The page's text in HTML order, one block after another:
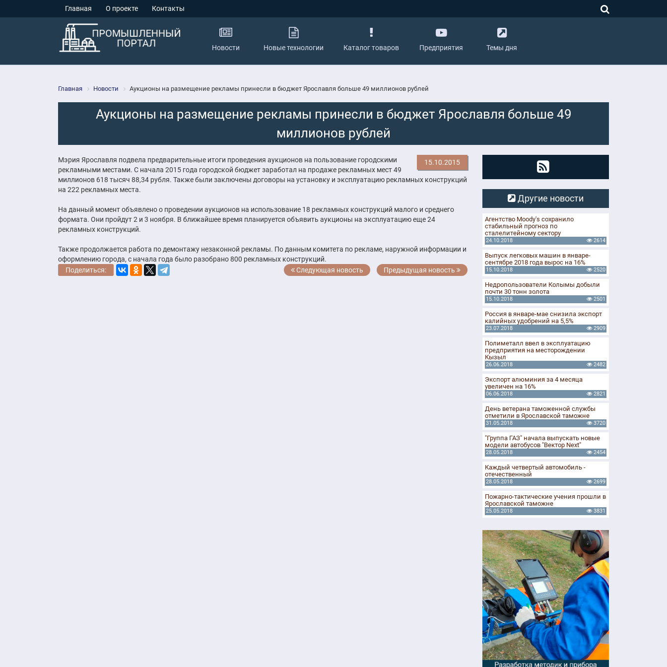
Главная О проекте Контакты
Новости Новые технологии Каталог товаров Предприятия Темы дня
Главная Новости Аукционы на размещение рекламы принесли в бюджет Ярославля больше 49 миллионов рублей
Аукционы на размещение рекламы принесли в бюджет Ярославля больше 49
миллионов рублей
15.10.2015
Мэрия Ярославля подвела предварительные итоги проведения аукционов на пользование городскими
рекламными местами. С начала 2015 года городской бюджет заработал на продаже рекламных мест 49
миллионов 618 тысяч 88,34 рубля. Также были заключены договоры на установку и эксплуатацию рекламных конструкций
на 222 рекламных места.
На данный момент объявлено о проведении аукционов на использование 18 рекламных конструкций малого и среднего
формата. Они пройдут 2 и 3 ноября. В ближайшее время планируется объявить аукционы на эксплуатацию еще 24
рекламных конструкций.
Также продолжается работа по демонтажу незаконной рекламы. По данным комитета по рекламе, наружной информации и
оформлению города, с начала года было разобрано 800 рекламных конструкций.
Поделиться:
Следующая новость Предыдущая новость
Другие новости
Агентство Moody's сохранило
стабильный прогноз по
сталелитейному сектору
24.10.2018 2614
Выпуск легковых машин в январе-
сентябре 2018 года вырос на 16%
15.10.2018 2520
Недропользователи Колымы добыли
почти 30 тонн золота
15.10.2018 2501
Россия в январе-мае снизила экспорт
калийных удобрений на 5,5%
23.07.2018 2909
Полиметалл ввел в эксплуатацию
предприятия на месторождении
Кызыл
26.06.2018 2482
Экспорт алюминия за 4 месяца
увеличен на 16%
06.06.2018 2821
День ветерана таможенной службы
отметили в Ярославской таможне
31.05.2018 3720
"Группа ГАЗ" начала выпускать новые
модели автобусов "Вектор Next"
28.05.2018 2454
Каждый четвертый автомобиль -
отечественный
28.05.2018 2699
Пожарно-тактические учения прошли в
Ярославской таможне
25.05.2018 3831